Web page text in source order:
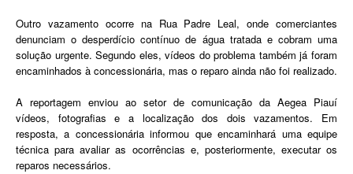
Outro vazamento ocorre na Rua Padre Leal, onde comerciantes
denunciam o desperdício contínuo de água tratada e cobram uma
solução urgente. Segundo eles, vídeos do problema também já foram
encaminhados à concessionária, mas o reparo ainda não foi realizado.
A reportagem enviou ao setor de comunicação da Aegea Piauí
vídeos, fotografias e a localização dos dois vazamentos. Em
resposta, a concessionária informou que encaminhará uma equipe
técnica para avaliar as ocorrências e, posteriormente, executar os
reparos necessários.